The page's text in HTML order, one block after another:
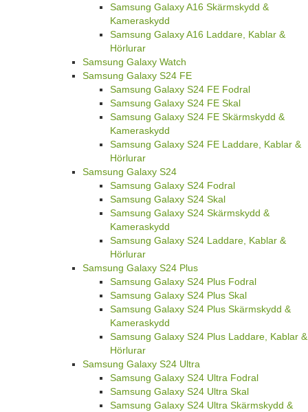
Samsung Galaxy A16 Skärmskydd &
Kameraskydd
Samsung Galaxy A16 Laddare, Kablar &
Hörlurar
Samsung Galaxy Watch
Samsung Galaxy S24 FE
Samsung Galaxy S24 FE Fodral
Samsung Galaxy S24 FE Skal
Samsung Galaxy S24 FE Skärmskydd &
Kameraskydd
Samsung Galaxy S24 FE Laddare, Kablar &
Hörlurar
Samsung Galaxy S24
Samsung Galaxy S24 Fodral
Samsung Galaxy S24 Skal
Samsung Galaxy S24 Skärmskydd &
Kameraskydd
Samsung Galaxy S24 Laddare, Kablar &
Hörlurar
Samsung Galaxy S24 Plus
Samsung Galaxy S24 Plus Fodral
Samsung Galaxy S24 Plus Skal
Samsung Galaxy S24 Plus Skärmskydd &
Kameraskydd
Samsung Galaxy S24 Plus Laddare, Kablar &
Hörlurar
Samsung Galaxy S24 Ultra
Samsung Galaxy S24 Ultra Fodral
Samsung Galaxy S24 Ultra Skal
Samsung Galaxy S24 Ultra Skärmskydd &